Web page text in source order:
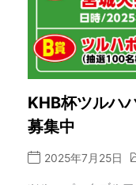
KHB杯ツルハ
募集中
2025年7月25日